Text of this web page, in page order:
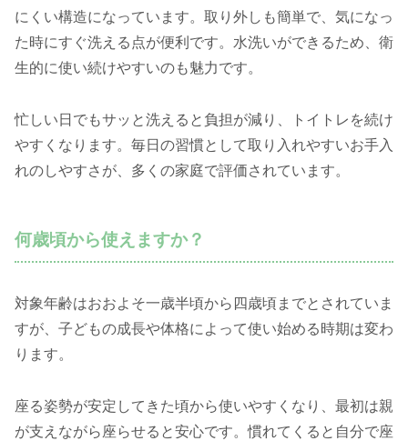
にくい構造になっています。取り外しも簡単で、気になっ
た時にすぐ洗える点が便利です。水洗いができるため、衛
生的に使い続けやすいのも魅力です。
忙しい日でもサッと洗えると負担が減り、トイトレを続け
やすくなります。毎日の習慣として取り入れやすいお手入
れのしやすさが、多くの家庭で評価されています。
何歳頃から使えますか？
対象年齢はおおよそ一歳半頃から四歳頃までとされていま
すが、子どもの成長や体格によって使い始める時期は変わ
ります。
座る姿勢が安定してきた頃から使いやすくなり、最初は親
が支えながら座らせると安心です。慣れてくると自分で座